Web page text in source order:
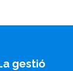
gestió